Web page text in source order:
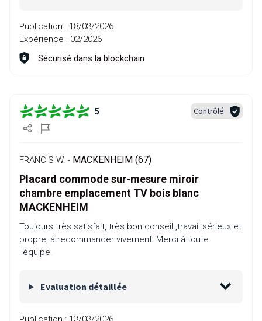
Publication : 18/03/2026
Expérience : 02/2026
Sécurisé dans la blockchain
5 Contrôlé
FRANCIS W. - MACKENHEIM (67)
Placard commode sur-mesure miroir
chambre emplacement TV bois blanc
MACKENHEIM
Toujours très satisfait, très bon conseil ,travail sérieux et
propre, à recommander vivement! Merci à toute
l'équipe.
Evaluation détaillée